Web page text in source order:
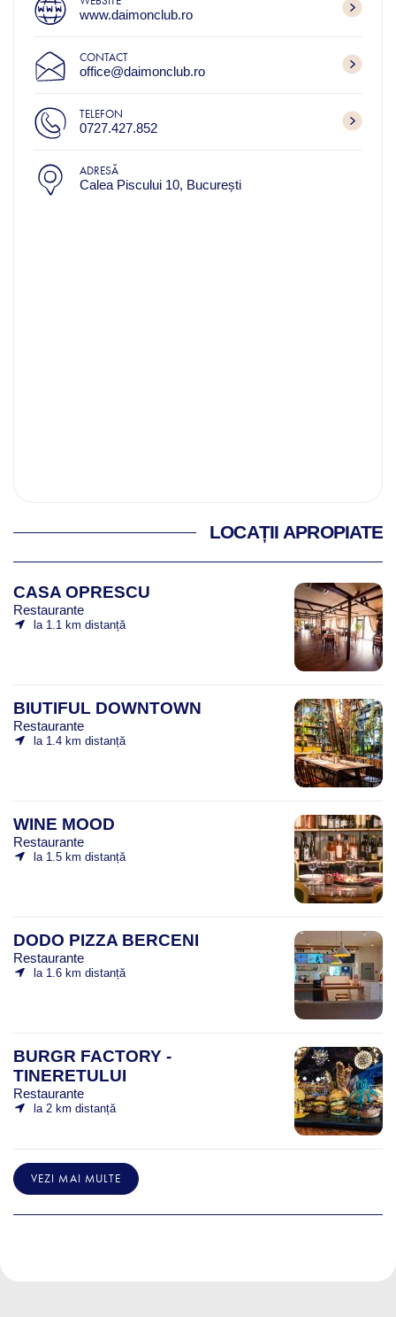
www.daimonclub.ro
CONTACT
office@daimonclub.ro
TELEFON
0727.427.852
ADRESĂ
Calea Piscului 10, București
LOCAȚII APROPIATE
CASA OPRESCU
Restaurante
la 1.1 km distanță
BIUTIFUL DOWNTOWN
Restaurante
la 1.4 km distanță
WINE MOOD
Restaurante
la 1.5 km distanță
DODO PIZZA BERCENI
Restaurante
la 1.6 km distanță
BURGR FACTORY -
TINERETULUI
Restaurante
la 2 km distanță
VEZI MAI MULTE